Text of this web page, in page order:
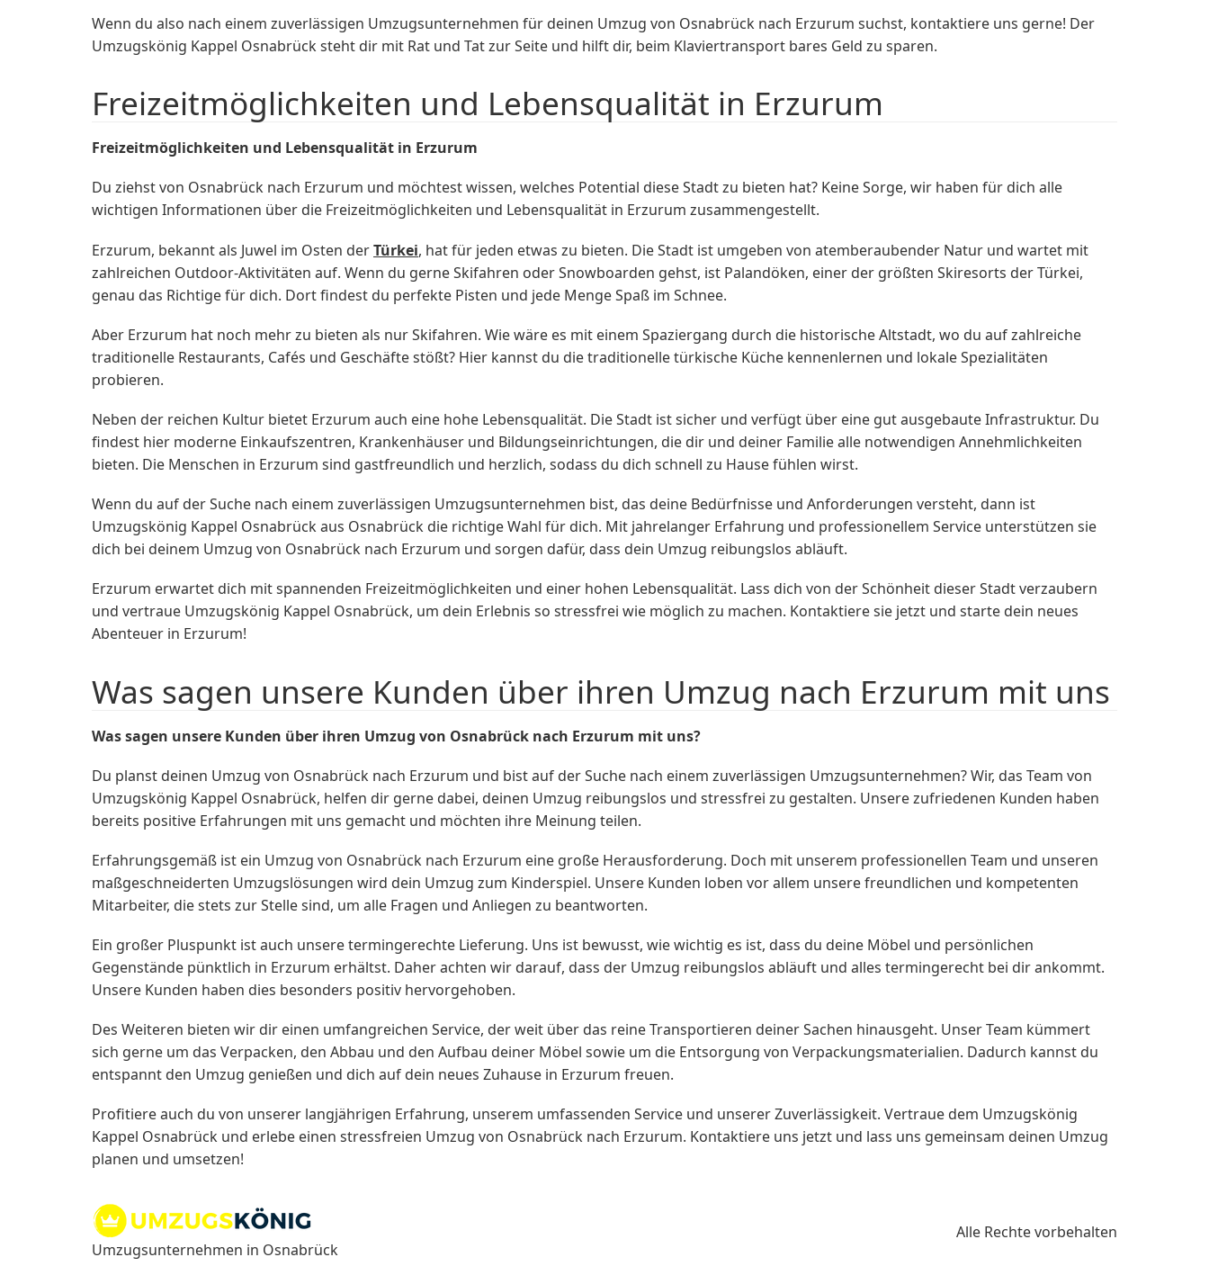
Wenn du also nach einem zuverlässigen Umzugsunternehmen für deinen Umzug von Osnabrück nach Erzurum suchst, kontaktiere uns gerne! Der
Umzugskönig Kappel Osnabrück steht dir mit Rat und Tat zur Seite und hilft dir, beim Klaviertransport bares Geld zu sparen.
Freizeitmöglichkeiten und Lebensqualität in Erzurum
Freizeitmöglichkeiten und Lebensqualität in Erzurum
Du ziehst von Osnabrück nach Erzurum und möchtest wissen, welches Potential diese Stadt zu bieten hat? Keine Sorge, wir haben für dich alle
wichtigen Informationen über die Freizeitmöglichkeiten und Lebensqualität in Erzurum zusammengestellt.
Erzurum, bekannt als Juwel im Osten derTürkei, hat für jeden etwas zu bieten. Die Stadt ist umgeben von atemberaubender Natur und wartet mit
zahlreichen Outdoor-Aktivitäten auf. Wenn du gerne Skifahren oder Snowboarden gehst, ist Palandöken, einer der größten Skiresorts der Türkei,
genau das Richtige für dich. Dort findest du perfekte Pisten und jede Menge Spaß im Schnee.
Aber Erzurum hat noch mehr zu bieten als nur Skifahren. Wie wäre es mit einem Spaziergang durch die historische Altstadt, wo du auf zahlreiche
traditionelle Restaurants, Cafés und Geschäfte stößt? Hier kannst du die traditionelle türkische Küche kennenlernen und lokale Spezialitäten
probieren.
Neben der reichen Kultur bietet Erzurum auch eine hohe Lebensqualität. Die Stadt ist sicher und verfügt über eine gut ausgebaute Infrastruktur. Du
findest hier moderne Einkaufszentren, Krankenhäuser und Bildungseinrichtungen, die dir und deiner Familie alle notwendigen Annehmlichkeiten
bieten. Die Menschen in Erzurum sind gastfreundlich und herzlich, sodass du dich schnell zu Hause fühlen wirst.
Wenn du auf der Suche nach einem zuverlässigen Umzugsunternehmen bist, das deine Bedürfnisse und Anforderungen versteht, dann ist
Umzugskönig Kappel Osnabrück aus Osnabrück die richtige Wahl für dich. Mit jahrelanger Erfahrung und professionellem Service unterstützen sie
dich bei deinem Umzug von Osnabrück nach Erzurum und sorgen dafür, dass dein Umzug reibungslos abläuft.
Erzurum erwartet dich mit spannenden Freizeitmöglichkeiten und einer hohen Lebensqualität. Lass dich von der Schönheit dieser Stadt verzaubern
und vertraue Umzugskönig Kappel Osnabrück, um dein Erlebnis so stressfrei wie möglich zu machen. Kontaktiere sie jetzt und starte dein neues
Abenteuer in Erzurum!
Was sagen unsere Kunden über ihren Umzug nach Erzurum mit uns
Was sagen unsere Kunden über ihren Umzug von Osnabrück nach Erzurum mit uns?
Du planst deinen Umzug von Osnabrück nach Erzurum und bist auf der Suche nach einem zuverlässigen Umzugsunternehmen? Wir, das Team von
Umzugskönig Kappel Osnabrück, helfen dir gerne dabei, deinen Umzug reibungslos und stressfrei zu gestalten. Unsere zufriedenen Kunden haben
bereits positive Erfahrungen mit uns gemacht und möchten ihre Meinung teilen.
Erfahrungsgemäß ist ein Umzug von Osnabrück nach Erzurum eine große Herausforderung. Doch mit unserem professionellen Team und unseren
maßgeschneiderten Umzugslösungen wird dein Umzug zum Kinderspiel. Unsere Kunden loben vor allem unsere freundlichen und kompetenten
Mitarbeiter, die stets zur Stelle sind, um alle Fragen und Anliegen zu beantworten.
Ein großer Pluspunkt ist auch unsere termingerechte Lieferung. Uns ist bewusst, wie wichtig es ist, dass du deine Möbel und persönlichen
Gegenstände pünktlich in Erzurum erhältst. Daher achten wir darauf, dass der Umzug reibungslos abläuft und alles termingerecht bei dir ankommt.
Unsere Kunden haben dies besonders positiv hervorgehoben.
Des Weiteren bieten wir dir einen umfangreichen Service, der weit über das reine Transportieren deiner Sachen hinausgeht. Unser Team kümmert
sich gerne um das Verpacken, den Abbau und den Aufbau deiner Möbel sowie um die Entsorgung von Verpackungsmaterialien. Dadurch kannst du
entspannt den Umzug genießen und dich auf dein neues Zuhause in Erzurum freuen.
Profitiere auch du von unserer langjährigen Erfahrung, unserem umfassenden Service und unserer Zuverlässigkeit. Vertraue dem Umzugskönig
Kappel Osnabrück und erlebe einen stressfreien Umzug von Osnabrück nach Erzurum. Kontaktiere uns jetzt und lass uns gemeinsam deinen Umzug
planen und umsetzen!
Umzugsunternehmen in Osnabrück
Alle Rechte vorbehalten